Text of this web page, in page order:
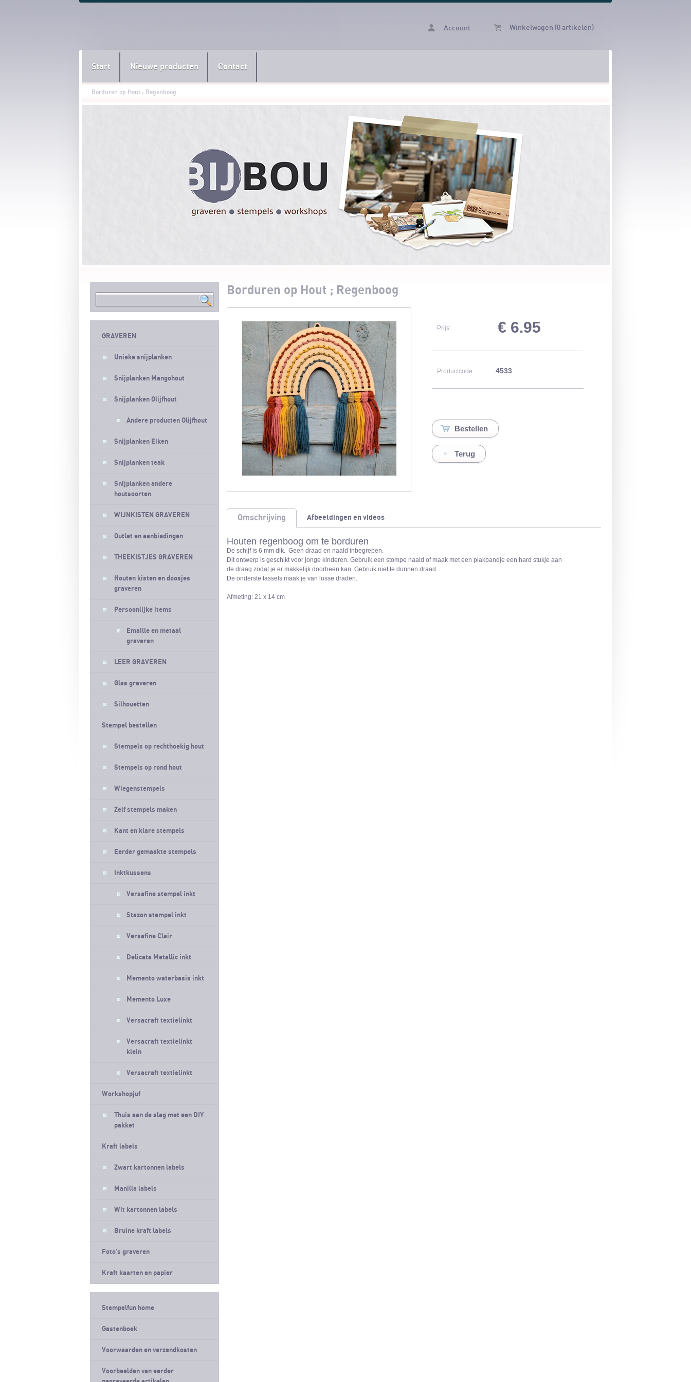
Account Winkelwagen (0 artikelen)
Start Nieuwe producten Contact
Borduren op Hout ; Regenboog
GRAVEREN
Unieke snijplanken
Snijplanken Mangohout
Snijplanken Olijfhout
Andere producten Olijfhout
Snijplanken Eiken
Snijplanken teak
Snijplanken andere
houtsoorten
WIJNKISTEN GRAVEREN
Outlet en aanbiedingen
THEEKISTJES GRAVEREN
Houten kisten en doosjes
graveren
Persoonlijke items
Emaille en metaal
graveren
LEER GRAVEREN
Glas graveren
Silhouetten
Stempel bestellen
Stempels op rechthoekig hout
Stempels op rond hout
Wiegenstempels
Zelf stempels maken
Kant en klare stempels
Eerder gemaakte stempels
Inktkussens
Versafine stempel inkt
Stazon stempel inkt
Versafine Clair
Delicata Metallic inkt
Memento waterbasis inkt
Memento Luxe
Versacraft textielinkt
Versacraft textielinkt
klein
Versacraft textielinkt
Workshopjuf
Thuis aan de slag met een DIY
pakket
Kraft labels
Zwart kartonnen labels
Manilla labels
Wit kartonnen labels
Bruine kraft labels
Foto's graveren
Kraft kaarten en papier
Stempelfun home
Gastenboek
Voorwaarden en verzendkosten
Voorbeelden van eerder
Borduren op Hout ; Regenboog
Prijs: € 6.95
Productcode: 4533
Terug
Omschrijving Afbeeldingen en videos
Houten regenboog om te borduren
De schijf is 6 mm dik. Geen draad en naald inbegrepen.
Dit ontwerp is geschikt voor jonge kinderen. Gebruik een stompe naald of maak met een plakbandje een hard stukje aan
de draag zodat je er makkelijk doorheen kan. Gebruik niet te dunnen draad.
De onderste tassels maak je van losse draden.
Afmeting: 21 x 14 cm